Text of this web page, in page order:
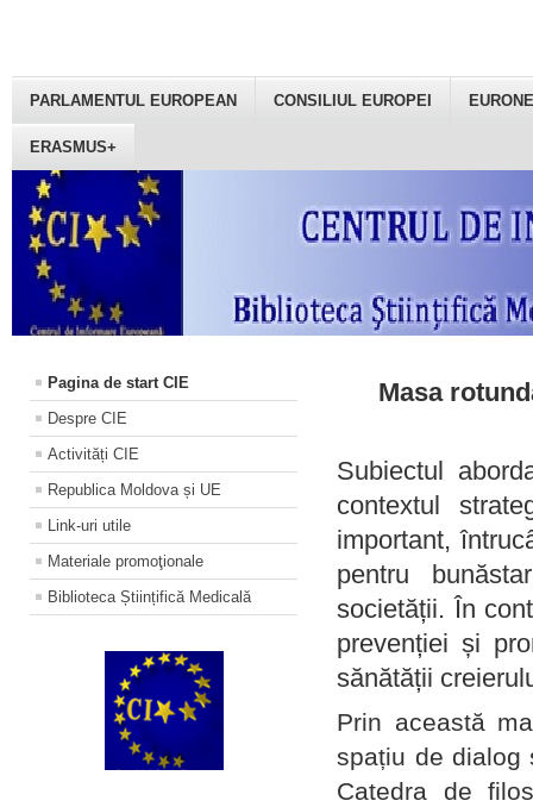
PARLAMENTUL EUROPEAN CONSILIUL EUROPEI
ERASMUS+
Pagina de start CIE
Despre CIE
Activități CIE
Republica Moldova și UE
Link-uri utile
Materiale promoţionale
Biblioteca Științifică Medicală
Masa
Subiectul
contextul
important,
pentru
societății. În
prevenției și
sănătății
Prin această
spațiu de dialog
Catedra de